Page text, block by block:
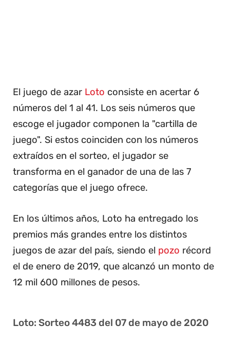
El juego de azar Loto consiste en acertar 6
números del 1 al 41. Los seis números que
escoge el jugador componen la "cartilla de
juego". Si estos coinciden con los números
extraídos en el sorteo, el jugador se
transforma en el ganador de una de las 7
categorías que el juego ofrece.
En los últimos años, Loto ha entregado los
premios más grandes entre los distintos
juegos de azar del país, siendo el pozo récord
el de enero de 2019, que alcanzó un monto de
12 mil 600 millones de pesos.
Loto: Sorteo 4483 del 07 de mayo de 2020